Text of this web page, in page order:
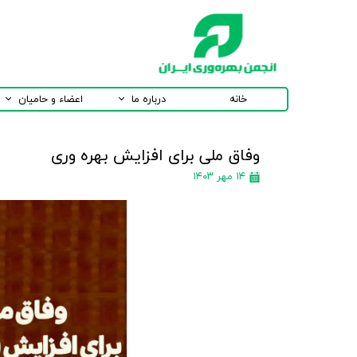
خانه درباره ما اعضاء و حامیان
وفاق ملی برای افزایش بهره وری
۱۴ مهر ۱۴۰۳